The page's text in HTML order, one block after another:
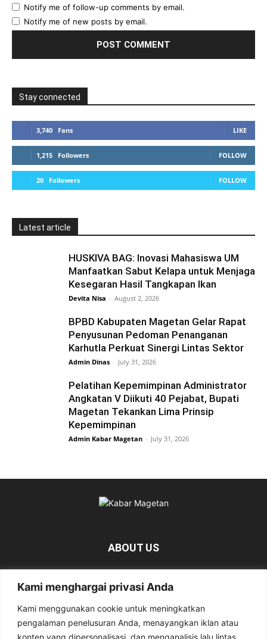
Kami menghargai privasi Anda
Kami menggunakan cookie untuk meningkatkan
pengalaman penelusuran Anda, menayangkan iklan atau
konten yang dipersonalisasi, dan menganalisis lalu lintas
Notify me of follow-up comments by email.
Notify me of new posts by email.
Stay connected
3,740 Fans LIKE
1,215 Followers FOLLOW
20 Followers FOLLOW
Latest article
HUSKIVA BAG: Inovasi Mahasiswa UM
Manfaatkan Sabut Kelapa untuk Menjaga
Kesegaran Hasil Tangkapan Ikan
Devita Nisa - August 2, 2026
BPBD Kabupaten Magetan Gelar Rapat
Penyusunan Pedoman Penanganan
Karhutla Perkuat Sinergi Lintas Sektor
Admin Dinas - July 31, 2026
Pelatihan Kepemimpinan Administrator
Angkatan V Diikuti 40 Pejabat, Bupati
Magetan Tekankan Lima Prinsip
Kepemimpinan
Admin Kabar Magetan - July 31, 2026
ABOUT US
berita tentang Magetan yang bersumber dari berbagai
Contact us:kabarmagetan@gmail.com